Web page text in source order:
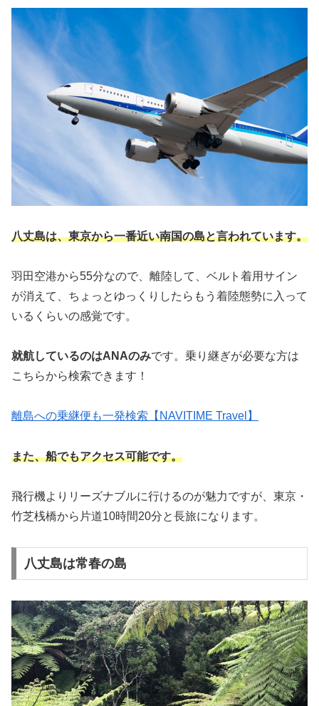
八丈島は、東京から一番近い南国の島と言われています。
羽田空港から55分なので、離陸して、ベルト着用サイン
が消えて、ちょっとゆっくりしたらもう着陸態勢に入って
いるくらいの感覚です。
就航しているのはANAのみです。乗り継ぎが必要な方は
こちらから検索できます！
離島への乗継便も一発検索【NAVITIME Travel】
また、船でもアクセス可能です。
飛行機よりリーズナブルに行けるのが魅力ですが、東京・
竹芝桟橋から片道10時間20分と長旅になります。
八丈島は常春の島